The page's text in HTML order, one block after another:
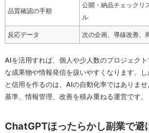
品質確認の手順
公開・納品チェックリ
ル
反応データ 次の企画、導線改善、
AIを活用すれば、個人や少人数のプロジェク
な成果物や情報発信を扱いやすくなります。
と信用を作るのは、AIの自動化率ではありま
基準、情報管理、改善を積み重ねる運営です。
ChatGPTほったらかし副業で避